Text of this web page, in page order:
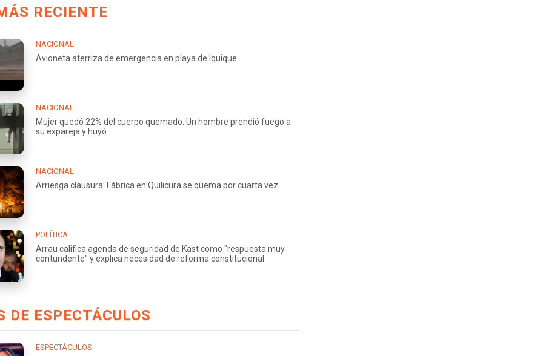
RECIENTE
NACIONAL
Avioneta aterriza de emergencia en playa de Iquique
NACIONAL
Mujer quedó 22% del cuerpo quemado: Un hombre prendió fuego a
su expareja y huyó
NACIONAL
Arriesga clausura: Fábrica en Quilicura se quema por cuarta vez
POLÍTICA
Arrau califica agenda de seguridad de Kast como "respuesta muy
contundente" y explica necesidad de reforma constitucional
DE ESPECTÁCULOS
ESPECTÁCULOS